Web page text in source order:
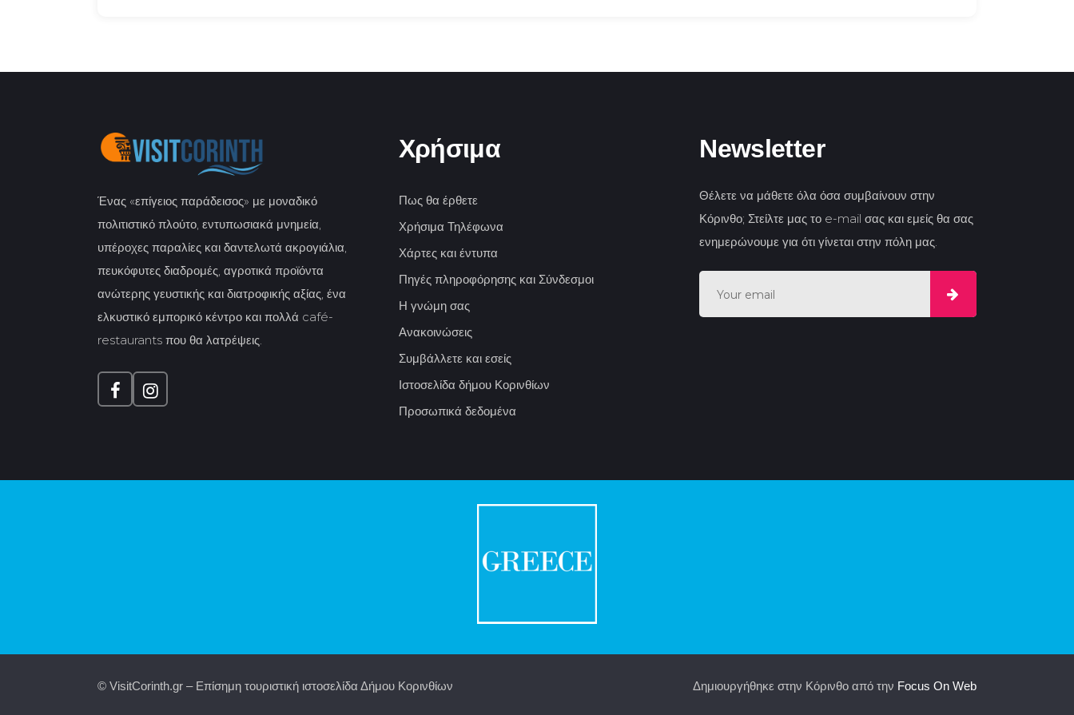
Ένας «επίγειος παράδεισος» με μοναδικό
πολιτιστικό πλούτο, εντυπωσιακά μνημεία,
υπέροχες παραλίες και δαντελωτά ακρογιάλια,
πευκόφυτες διαδρομές, αγροτικά προϊόντα
ανώτερης γευστικής και διατροφικής αξίας, ένα
ελκυστικό εμπορικό κέντρο και πολλά café-
restaurants που θα λατρέψεις.
Χρήσιμα
Πως θα έρθετε
Χρήσιμα Τηλέφωνα
Χάρτες και έντυπα
Πηγές πληροφόρησης και Σύνδεσμοι
Η γνώμη σας
Ανακοινώσεις
Συμβάλλετε και εσείς
Ιστοσελίδα δήμου Κορινθίων
Προσωπικά δεδομένα
Newsletter
Θέλετε να μάθετε όλα όσα συμβαίνουν στην
Κόρινθο; Στείλτε μας το e-mail σας και εμείς θα σας
ενημερώνουμε για ότι γίνεται στην πόλη μας.
© VisitCorinth.gr – Επίσημη τουριστική ιστοσελίδα Δήμου Κορινθίων Δημιουργήθηκε στην Κόρινθο από την Focus On Web